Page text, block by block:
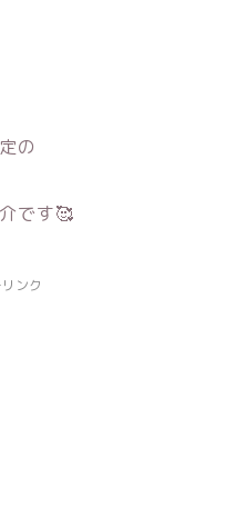
の
です🥰
ンク